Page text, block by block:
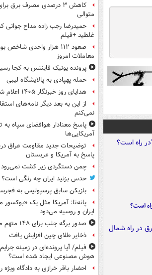
است؟
کاهش ۳ درصدی مصرف برق
متوالی
حمیدرضا رجب زاده مداح جوانی
غلطید +فیلم
صعود ۱۱۲ هزار واحدی
معاملات امروز
پرونده یونیک فایننس به کجا
حمله پهپادی به پالایشگاه لیبی
هدایای روز خبرنگار ۱۴۰۵ اعلام شد
از این به بعد دیگر نامه‌های
نمی‌کنم
پاسخ معنادار هوافضای سپاه به
آمریکایی‌ها
توضیحات جدید مقاومت عراق
پاسخ به آمریکا و عربستان
چمن دستگردی زیر کشت نمی‌رود
حدس بزنید ایران چه رنگی است؟
بازیکن سابق پرسپولیس به
پانه‌تا: آمریکا مثل یک
ایران و روسیه می‌دود
صدور برگه جلب برای ۱۴۸ متهم متخلف ارزی
ذخایر طلای چین افزایش یافت
فیلم/ آیا پرونده‌ای در زمینه
هوش مصنوعی ایجاد شده است؟
احضار باقر خرازی به دادگاه ویژه